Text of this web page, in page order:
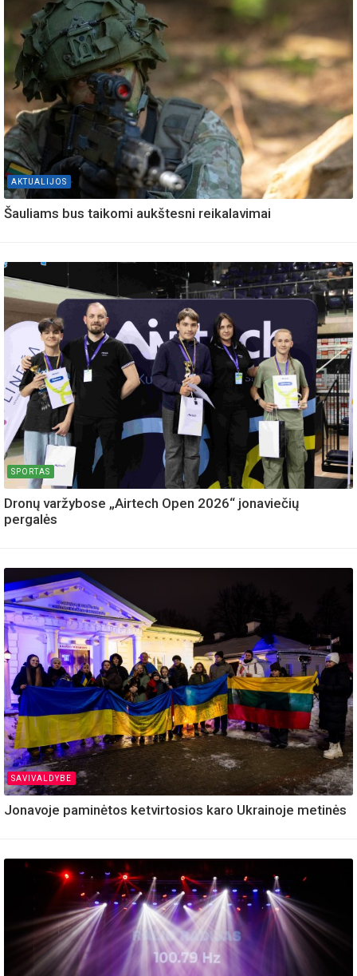
AKTUALIJOS
Šauliams bus taikomi aukštesni reikalavimai
SPORTAS
Dronų varžybose „Airtech Open 2026“ jonaviečių
pergalės
SAVIVALDYBE
Jonavoje paminėtos ketvirtosios karo Ukrainoje metinės